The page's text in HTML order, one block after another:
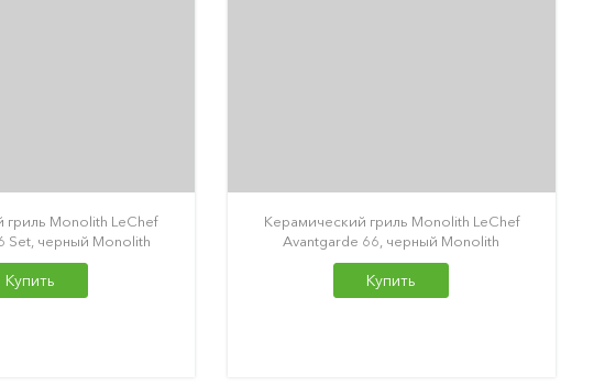
гриль Monolith LeChef
Set, черный Monolith
Купить
Керамический гриль Monolith LeChef
Avantgarde 66, черный Monolith
Купить